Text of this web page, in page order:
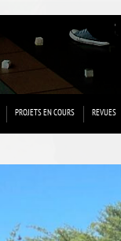
PROJETS EN COURS REVUES